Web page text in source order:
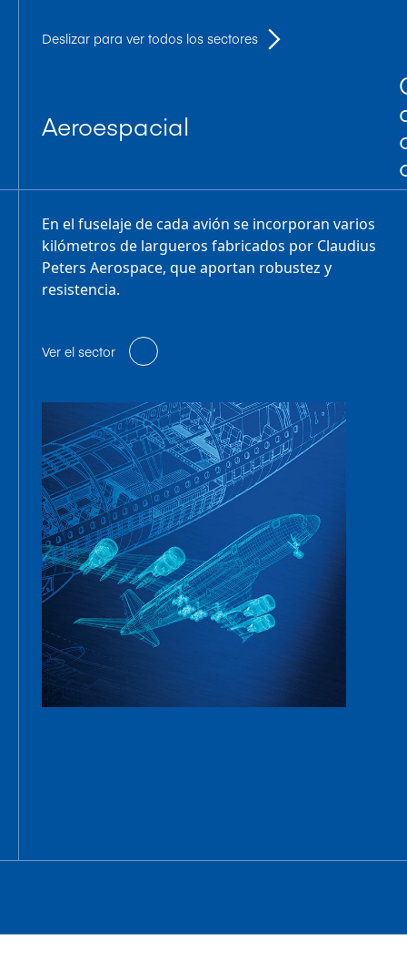
Deslizar para ver todos los sectores
Aeroespacial
En el fuselaje de cada avión se incorporan varios
kilómetros de largueros fabricados por Claudius
Peters Aerospace, que aportan robustez y
resistencia.
Ver el sector